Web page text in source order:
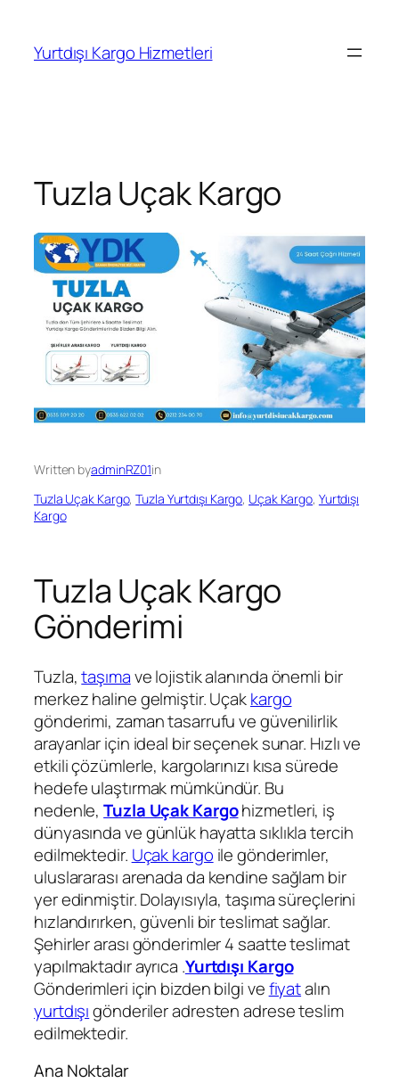
Yurtdışı Kargo Hizmetleri
Tuzla Uçak Kargo
Written byadminRZ01in
Tuzla Uçak Kargo, Tuzla Yurtdışı Kargo, Uçak Kargo, Yurtdışı
Kargo
Tuzla Uçak Kargo
Gönderimi
Tuzla,taşımave lojistik alanında önemli bir
merkez haline gelmiştir. Uçakkargo
gönderimi, zaman tasarrufu ve güvenilirlik
arayanlar için ideal bir seçenek sunar. Hızlı ve
etkili çözümlerle, kargolarınızı kısa sürede
hedefe ulaştırmak mümkündür. Bu
nedenle,Tuzla Uçak Kargohizmetleri, iş
dünyasında ve günlük hayatta sıklıkla tercih
edilmektedir. Uçak kargo ile gönderimler,
uluslararası arenada da kendine sağlam bir
yer edinmiştir. Dolayısıyla, taşıma süreçlerini
hızlandırırken, güvenli bir teslimat sağlar.
Şehirler arası gönderimler 4 saatte teslimat
yapılmaktadır ayrıca .Yurtdışı Kargo
Gönderimleri için bizden bilgi vefiyatalın
yurtdışıgönderiler adresten adrese teslim
edilmektedir.
Ana Noktalar